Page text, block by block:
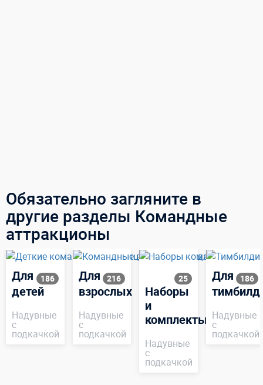
Обязательно загляните в
другие разделы Командные
аттракционы
186
Для
детей
Надувные
с
подкачкой
216
Для
взрослых
Надувные
с
подкачкой
25
Наборы
и
комплекты
Надувные
с
подкачкой
186
Для
Надувные
с
подкачкой